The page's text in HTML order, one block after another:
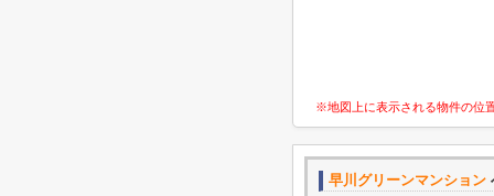
※地図上に表示される物件の位
早川グリーンマンション